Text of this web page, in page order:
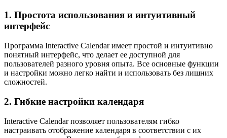
1. Простота использования и интуитивный
интерфейс
Программа Interactive Calendar имеет простой и интуитивно
понятный интерфейс, что делает ее доступной для
пользователей разного уровня опыта. Все основные функции
и настройки можно легко найти и использовать без лишних
сложностей.
2. Гибкие настройки календаря
Interactive Calendar позволяет пользователям гибко
настраивать отображение календаря в соответствии с их